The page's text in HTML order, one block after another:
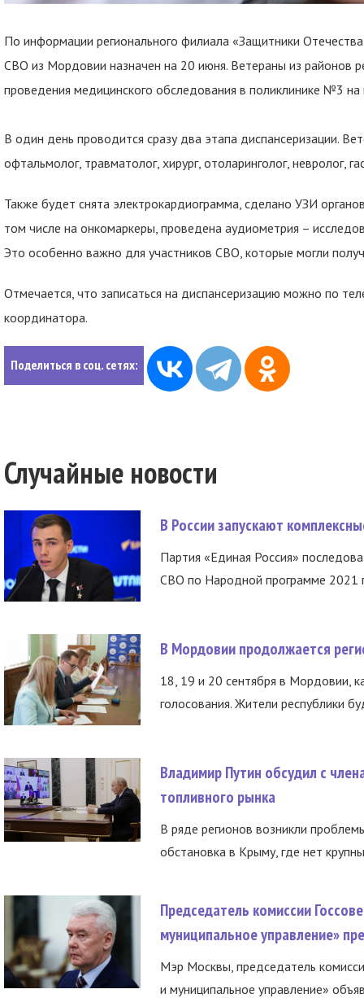
По информации регионального филиала «Защитники
СВО из Мордовии назначен на 20 июня. Ветераны из районов
проведения медицинского обследования в поликлинике №3 на
В один день проводится сразу два этапа диспансеризации.
офтальмолог, травматолог, хирург, отоларинголог, невролог,
Также будет снята электрокардиограмма, сделано УЗИ
том числе на онкомаркеры, проведена аудиометрия –
Это особенно важно для участников СВО, которые могли
Отмечается, что записаться на диспансеризацию можно по
координатора.
Поделиться в соц. сетях:
Случайные новости
В России запускают
Партия «Единая Россия»
СВО по Народной программе 2021
В Мордовии продолжается
18, 19 и 20 сентября в Мордовии,
голосования. Жители республики
Владимир Путин обсудил с
топливного рынка
В ряде регионов возникли
обстановка в Крыму, где нет
Председатель комиссии
муниципальное управление»
Мэр Москвы, председатель
и муниципальное управление»